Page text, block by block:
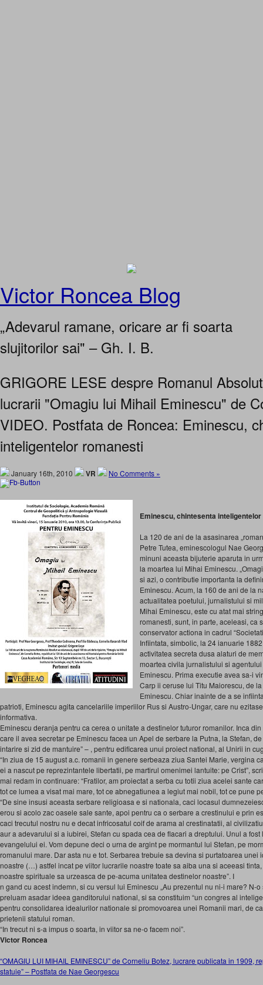
Victor Roncea Blog
„Adevarul ramane, oricare ar fi soarta
slujitorilor sai" – Gh. I. B.
GRIGORE LESE despre Romanul
lucrarii "Omagiu lui Mihail Eminescu" de
VIDEO. Postfata de Roncea: Eminescu,
inteligentelor romanesti
January 16th, 2010 VR No Comments »
Eminescu, chintesenta
La 120 de ani de la asasinarea
Petre Tutea, eminescologul Nae
minuni aceasta bijuterie aparuta in
la moartea lui Mihai Eminescu.
si azi, o contributie importanta la
Eminescu. Acum, la 160 de ani de la
actualitatea poetului, jurnalistului si
Mihai Eminescu, este cu atat mai
romanesti, sunt, in parte, aceleasi, ca
conservator actiona in cadrul
Infiintata, simbolic, la 24 ianuarie
activitatea secreta dusa alaturi de
moartea civila jurnalistului si
Eminescu. Prima executie avea sa-i
Carp ii ceruse lui Titu Maiorescu, de
Eminescu. Chiar inainte de a se
patrioti, Eminescu agita cancelariile imperiilor Rus si Austro-Ungar, care nu
informativa.
Eminescu deranja pentru ca cerea o unitate a destinelor tuturor romanilor. Inca
care il avea secretar pe Eminescu facea un Apel de serbare la Putna, la Stefan,
intarire si zid de mantuire” – , pentru edificarea unui proiect national, al Unirii in
“In ziua de 15 august a.c. romanii in genere serbeaza ziua Santei Marie, vergina
ei a nascut pe reprezintantele libertatii, pe martirul omenimei lantuite: pe Crist”,
mai redam in continuare: “Fratilor, am proiectat a serba cu totii ziua acelei sante
tot ce lumea a visat mai mare, tot ce abnegatiunea a legiut mai nobil, tot ce pune
“De sine insusi aceasta serbare religioasa e si nationala, caci locasul
erou si acolo zac oasele sale sante, apoi pentru ca o serbare a crestinului e prin
caci trecutul nostru nu e decat infricosatul coif de arama al crestinatatii, al
aur a adevarului si a iubirei, Stefan cu spada cea de flacari a dreptului. Unul a
evangelului ei. Vom depune deci o urna de argint pe mormantul lui Stefan, pe
romanului mare. Dar asta nu e tot. Serbarea trebuie sa devina si purtatoarea unei
noastre (…) astfel incat pe viitor lucrarile noastre toate sa aiba una si aceeasi
noastre spirituale sa urzeasca de pe-acuma unitatea destinelor noastre”. I
n gand cu acest indemn, si cu versul lui Eminescu „Au prezentul nu ni-i mare? N-o
preluam asadar ideea ganditorului national, si sa constituim “un congres al
pentru consolidarea idealurilor nationale si promovoarea unei Romanii mari, de
prietenii statului roman.
“In trecut ni s-a impus o soarta, in viitor sa ne-o facem noi”.
Victor Roncea
“OMAGIU LUI MIHAIL EMINESCU” de Corneliu Botez, lucrare publicata in 1909,
statuie” – Postfata de Nae Georgescu